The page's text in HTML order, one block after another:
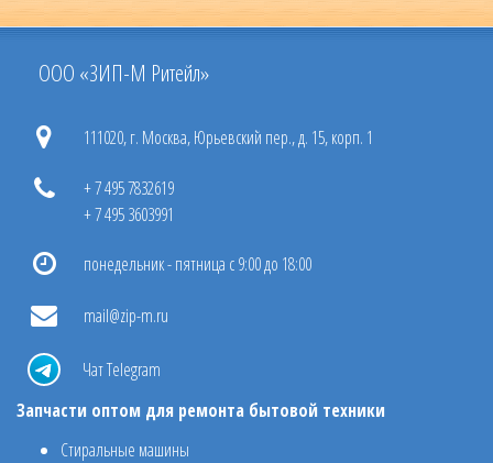
ООО «ЗИП-М Ритейл»
111020, г. Москва, Юрьевский пер., д. 15, корп. 1
+ 7 495 7832619
+ 7 495 3603991
понедельник - пятница с 9:00 до 18:00
mail@zip-m.ru
Чат Telegram
Запчасти оптом для ремонта бытовой техники
Стиральные машины